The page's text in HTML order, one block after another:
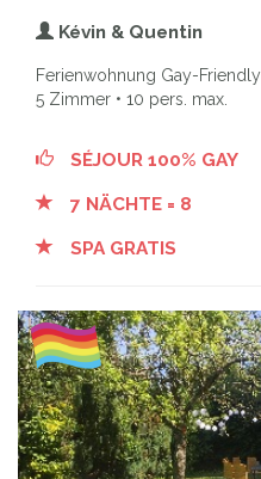
Kévin & Quentin
Ferienwohnung Gay-Friendly
5 Zimmer • 10 pers. max.
SÉJOUR 100% GAY
7 NÄCHTE = 8
SPA GRATIS